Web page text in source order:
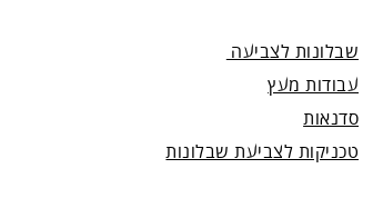
שבלונות לצביעה
עבודות מעץ
סדנאות
טכניקות לצביעת שבלונות